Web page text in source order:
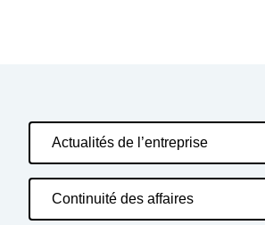
Actualités de l’entreprise
Continuité des affaires